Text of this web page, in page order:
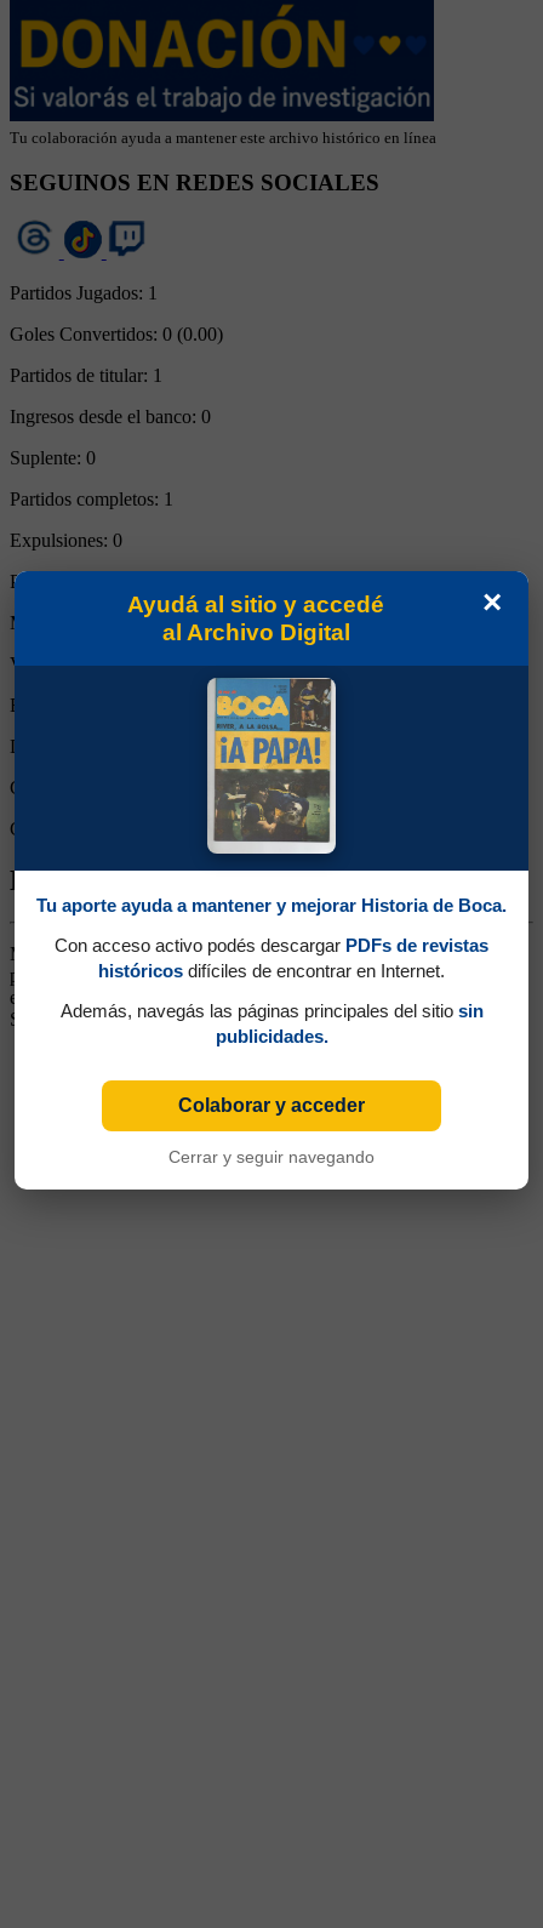
Tu colaboración ayuda a mantener este archivo histórico en línea
SEGUINOS EN REDES SOCIALES
Partidos Jugados: 1
Goles Convertidos: 0 (0.00)
Partidos de titular: 1
Ingresos desde el banco: 0
Suplente: 0
Partidos completos: 1
Expulsiones: 0
Partidos reemplazado:
Minutos Disputados:
90
Victorias:0
Empates:
Derrotas:
Goles de Boca:
Goles rivales:
Biografía de Federico Matías León
Marcador Central. Ganó un título (Apertura 2003). Jugó el último
partido del Apertura 2003 ante Colón, cuando el equipo titular
estaba concentrado para viajar a Japón a jugar la Intercontinental.
Siguió su carrera en Málaga B
×
Ayudá al sitio y accedé
al Archivo Digital
Tu aporte ayuda a mantener y mejorar Historia de Boca.
Con acceso activo podés descargar PDFs de revistas
históricos difíciles de encontrar en Internet.
Además, navegás las páginas principales del sitio sin
publicidades.
Colaborar y acceder
Cerrar y seguir navegando